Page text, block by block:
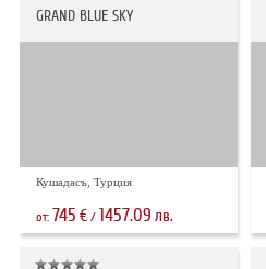
GRAND BLUE SKY
Кушадасъ, Турция
от: 745 €/ 1457.09 лв.